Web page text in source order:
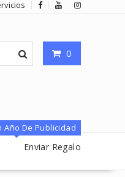
0
Año De Publicidad
Enviar Regalo